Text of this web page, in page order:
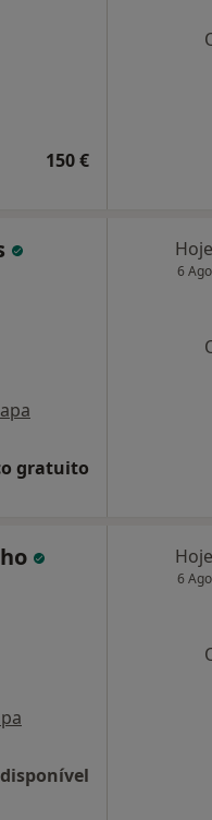
150 €
gratuito
Hoje
6 Ago
Hoje
6 Ago